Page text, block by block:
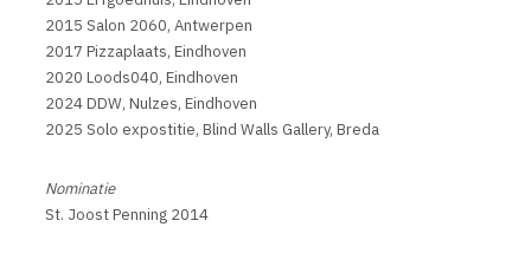
2015 Salon 2060, Antwerpen
2017 Pizzaplaats, Eindhoven
2020 Loods040, Eindhoven
2024 DDW, Nulzes, Eindhoven
2025 Solo expostitie, Blind Walls Gallery, Breda
Nominatie
St. Joost Penning 2014